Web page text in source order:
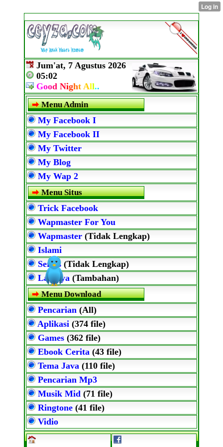
Jum'at, 7 Agustus 2026
05:02
Good Night All..
Menu Admin
My Facebook I
My Facebook II
My Twitter
My Blog
My Wap 2
Menu Situs
Trick Facebook
Wapmaster For You
Wapmaster (Tidak Lengkap)
Islami
Servis (Tidak Lengkap)
Lainnya (Tambahan)
Menu Download
Pencarian (All)
Aplikasi (374 file)
Games (362 file)
Ebook Cerita (43 file)
Tema Java (110 file)
Pencarian Mp3
Musik Mid (71 file)
Ringtone (41 file)
Vidio